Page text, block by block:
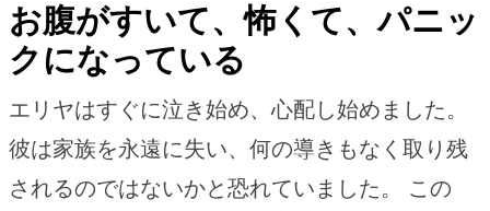
お腹がすいて、怖くて、パニッ
クになっている
エリヤはすぐに泣き始め、心配し始めました。
彼は家族を永遠に失い、何の導きもなく取り残
されるのではないかと恐れていました。 この